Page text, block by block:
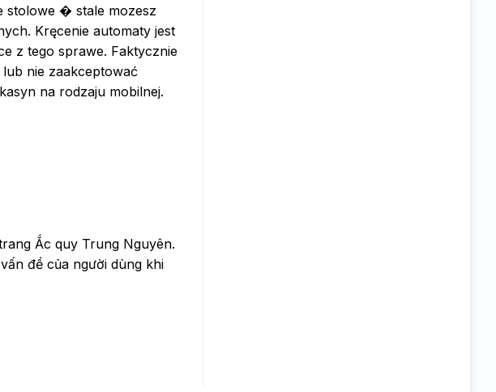
stolowe � stale mozesz
Kręcenie automaty jest
z tego sprawe. Faktycznie
nie zaakceptować
na rodzaju mobilnej.
Ắc quy Trung Nguyên.
đề của người dùng khi